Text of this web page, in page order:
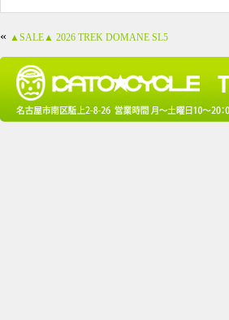
« ▲SALE▲ 2026 TREK DOMANE SL5